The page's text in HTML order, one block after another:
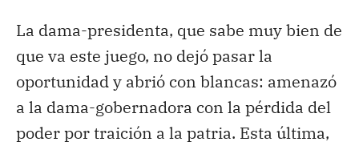
La dama-presidenta, que sabe muy bien de
que va este juego, no dejó pasar la
oportunidad y abrió con blancas: amenazó
a la dama-gobernadora con la pérdida del
poder por traición a la patria. Esta última,